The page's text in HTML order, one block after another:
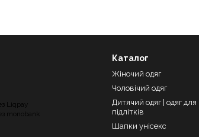
Каталог
Жіночий одяг
Чоловічий одяг
Дитячий одяг | одяг для
підлітків
Шапки унісекс